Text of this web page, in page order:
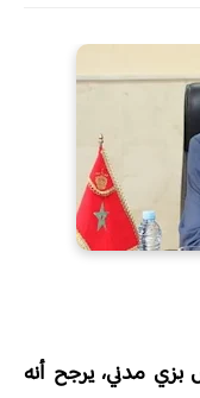
مدني، يرجح أنه